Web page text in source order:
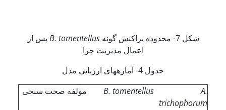
شکل 7- محدوده پراکنش گونه B. tomentellus پس از
اعمال مدیریت چرا
جدول 4- آماره­های ارزیابی مدل
A.
trichophorum
B. tomentellus مولفه صحت سنجی